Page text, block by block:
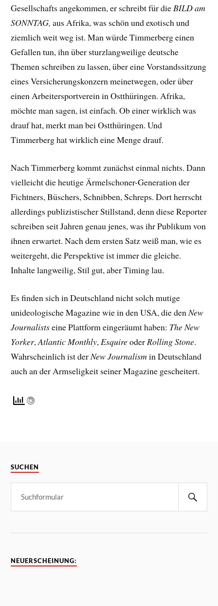
Gesellschafts angekommen, er schreibt für dieBILD am
SONNTAG, aus Afrika, was schön und exotisch und
ziemlich weit weg ist. Man würde Timmerberg einen
Gefallen tun, ihn über sturzlangweilige deutsche
Themen schreiben zu lassen, über eine Vorstandssitzung
eines Versicherungskonzern meinetwegen, oder über
einen Arbeitersportverein in Ostthüringen. Afrika,
möchte man sagen, ist einfach. Ob einer wirklich was
drauf hat, merkt man bei Ostthüringen. Und
Timmerberg hat wirklich eine Menge drauf.
Nach Timmerberg kommt zunächst einmal nichts. Dann
vielleicht die heutige Ärmelschoner-Generation der
Fichtners, Büschers, Schnibben, Schreps. Dort herrscht
allerdings publizistischer Stillstand, denn diese Reporter
schreiben seit Jahren genau jenes, was ihr Publikum von
ihnen erwartet. Nach dem ersten Satz weiß man, wie es
weitergeht, die Perspektive ist immer die gleiche.
Inhalte langweilig, Stil gut, aber Timing lau.
Es finden sich in Deutschland nicht solch mutige
unideologische Magazine wie in den USA, die denNew
Journalistseine Plattform eingeräumt haben: The New
Yorker,Atlantic Monthly,EsquireoderRolling Stone.
Wahrscheinlich ist derNew Journalismin Deutschland
auch an der Armseligkeit seiner Magazine gescheitert.
SUCHEN
NEUERSCHEINUNG: